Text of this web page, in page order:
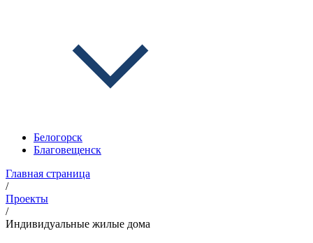
Белогорск
Благовещенск
Главная страница
/
Проекты
/
Индивидуальные жилые дома